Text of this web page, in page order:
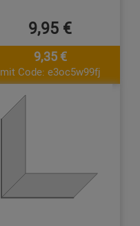
9,95 €
9,35 €
mit Code: e3oc5w99fj